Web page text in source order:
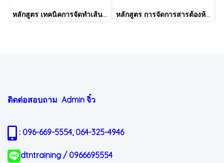
หลักสูตร เทคนิคการจัดทำเส้นทางการฝึกอบรม และการพัฒนาบุคลากร เป็นรายบุคคลอย่างเป็นระบบ Effective Training and Development Road Map & IDP Implementation หลักสูตร การจัดการสารต้องห้ามตามระเบียบ RoHS V2.1, REACH และ QC080000
ติดต่อสอบถาม Admin จิ๋ว
: 096-669-5554, 064-325-4946
dtntraining / 0966695554